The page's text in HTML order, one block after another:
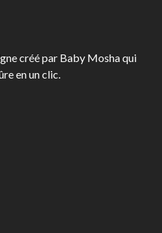
créé par Baby Mosha qui
en un clic.